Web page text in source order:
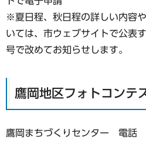
※夏日程、秋日程の詳しい内容
いては、市ウェブサイトで公表
号で改めてお知らせします。
鷹岡地区フォトコンテ
鷹岡まちづくりセンター 電